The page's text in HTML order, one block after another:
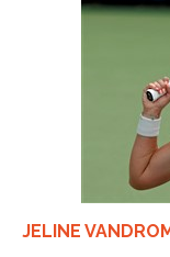
JELINE